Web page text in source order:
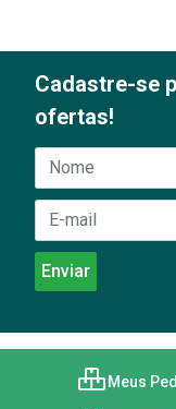
Cadastre-se
ofertas!
Meus